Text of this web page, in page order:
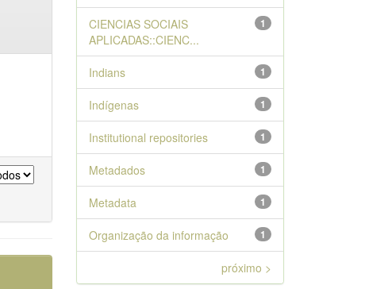
1
CIENCIAS SOCIAIS
APLICADAS::CIENC...
1
Indians
1
Indígenas
1
Institutional repositories
1
Metadados
1
Metadata
1
Organização da informação
próximo >